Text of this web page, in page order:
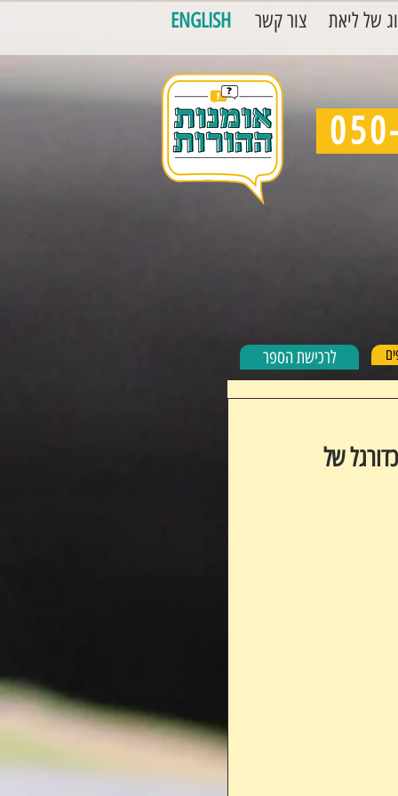
ENGLISH צור קשר של ליאת
של
לרכישת הספר